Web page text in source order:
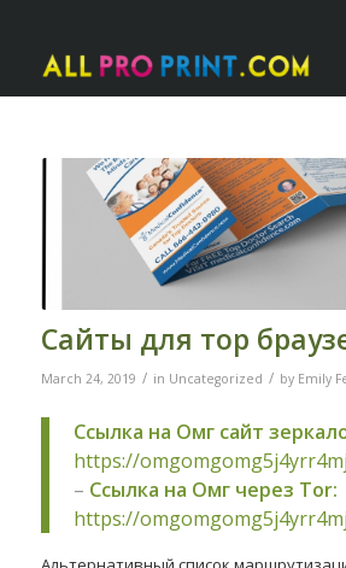
Сайты для тор
March 24, 2019 / in Uncategorized / by Emily
Ссылка на Омг сайт
https://
– Ссылка на Омг через Tor:
https://